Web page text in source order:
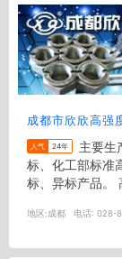
成都市欣欣高强
人气 24年
标、化工部标准
标、异标产品。
地区:成都 电话: 028-